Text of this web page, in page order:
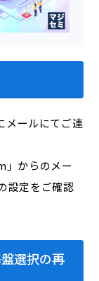
メールにてご連
からのメー
設定をご確認
選択の再